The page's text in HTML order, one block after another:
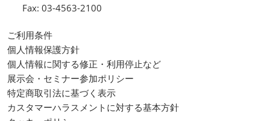
Fax: 03-4563-2100
ご利用条件
個人情報保護方針
個人情報に関する修正・利用停止など
展示会・セミナー参加ポリシー
特定商取引法に基づく表示
カスタマーハラスメントに対する基本方針